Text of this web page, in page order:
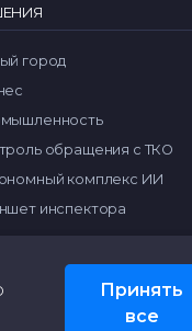
город
обращения с ТКО
комплекс ИИ
инспектора
Принять
все